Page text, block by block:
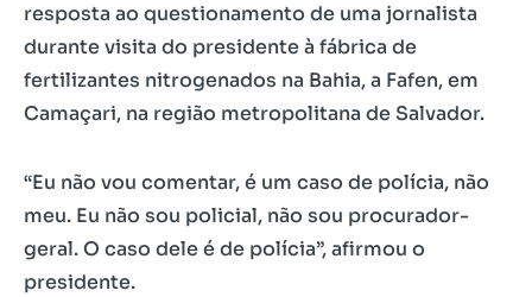
resposta ao questionamento de uma jornalista
durante visita do presidente à fábrica de
fertilizantes nitrogenados na Bahia, a Fafen, em
Camaçari, na região metropolitana de Salvador.
“Eu não vou comentar, é um caso de polícia, não
meu. Eu não sou policial, não sou procurador-
geral. O caso dele é de polícia”, afirmou o
presidente.